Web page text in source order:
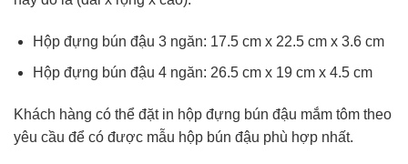
Hộp đựng bún đậu 3 ngăn: 17.5 cm x 22.5 cm x 3.6 cm
Hộp đựng bún đậu 4 ngăn: 26.5 cm x 19 cm x 4.5 cm
Khách hàng có thể đặt in hộp đựng bún đậu mắm tôm theo
yêu cầu để có được mẫu hộp bún đậu phù hợp nhất.